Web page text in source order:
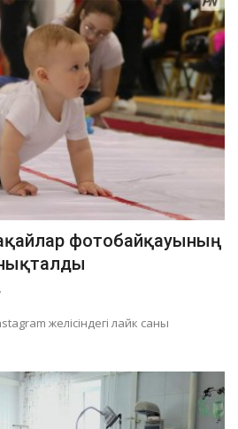
фотобайқауының
желісіндегі лайк саны